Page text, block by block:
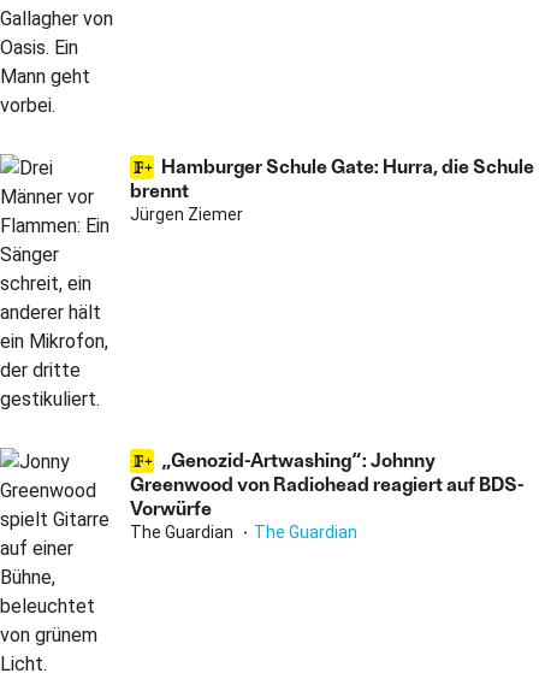
Hamburger Schule Gate: Hurra, die Schule
brennt
Jürgen Ziemer
„Genozid-Artwashing“: Johnny
Greenwood von Radiohead reagiert auf BDS-
Vorwürfe
The Guardian The Guardian